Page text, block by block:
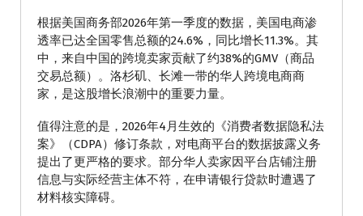
根据美国商务部2026年第一季度的数据，美国电商渗
透率已达全国零售总额的24.6%，同比增长11.3%。其
中，来自中国的跨境卖家贡献了约38%的GMV（商品
交易总额）。洛杉矶、长滩一带的华人跨境电商商
家，是这股增长浪潮中的重要力量。
值得注意的是，2026年4月生效的《消费者数据隐私法
案》（CDPA）修订条款，对电商平台的数据披露义务
提出了更严格的要求。部分华人卖家因平台店铺注册
信息与实际经营主体不符，在申请银行贷款时遭遇了
材料核实障碍。